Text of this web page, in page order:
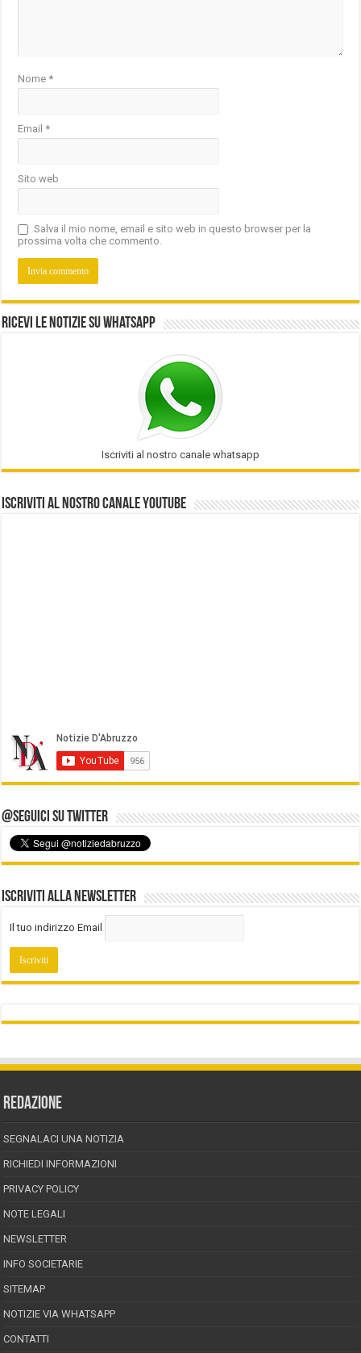
Nome*
Email*
Sito web
Salva il mio nome, email e sito web in questo browser per la
prossima volta che commento.
Ricevi le notizie su Whatsapp
Iscriviti al nostro canale whatsapp
Iscriviti al nostro Canale Youtube
@Seguici su Twitter
Iscriviti alla Newsletter
Il tuo indirizzo Email
REDAZIONE
SEGNALACI UNA NOTIZIA
RICHIEDI INFORMAZIONI
PRIVACY POLICY
NOTE LEGALI
NEWSLETTER
INFO SOCIETARIE
SITEMAP
NOTIZIE VIA WHATSAPP
CONTATTI